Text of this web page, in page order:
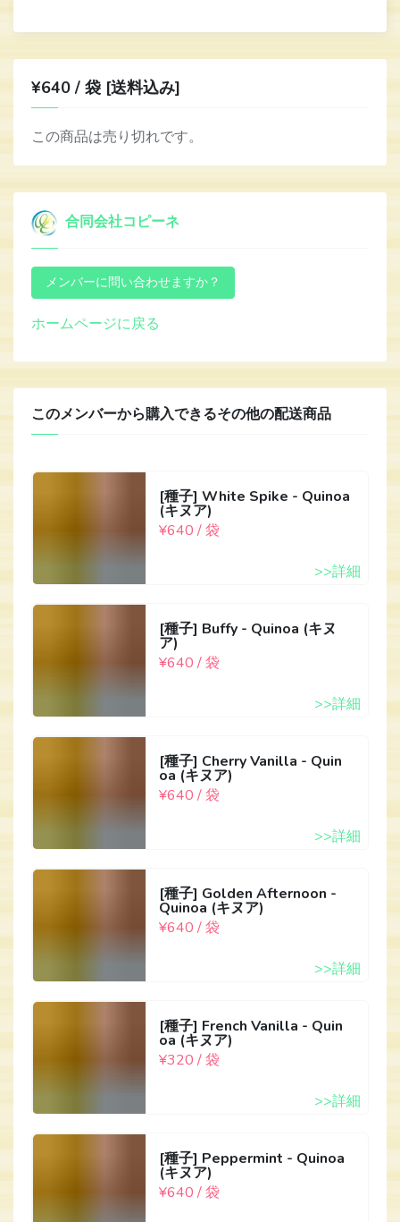
¥640 / 袋 [送料込み]
この商品は売り切れです。
合同会社コピーネ
ホームページに戻る
このメンバーから購入できるその他の配送商品
[種子] White Spike - Quinoa
(キヌア)
¥640 / 袋
>>詳細
[種子] Buffy - Quinoa (キヌ
ア)
¥640 / 袋
>>詳細
[種子] Cherry Vanilla - Quin
oa (キヌア)
¥640 / 袋
>>詳細
[種子] Golden Afternoon -
Quinoa (キヌア)
¥640 / 袋
>>詳細
[種子] French Vanilla - Quin
oa (キヌア)
¥320 / 袋
>>詳細
[種子] Peppermint - Quinoa
(キヌア)
¥640 / 袋